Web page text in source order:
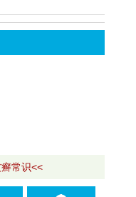
常识<<